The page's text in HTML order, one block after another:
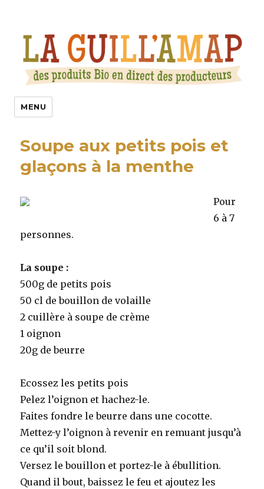
La Guill’Amap
MENU
Soupe aux petits pois et
glaçons à la menthe
Pour
6 à 7
personnes.
La soupe :
500g de petits pois
50 cl de bouillon de volaille
2 cuillère à soupe de crème
1 oignon
20g de beurre
Ecossez les petits pois
Pelez l’oignon et hachez-le.
Faites fondre le beurre dans une cocotte.
Mettez-y l’oignon à revenir en remuant jusqu’à
ce qu’il soit blond.
Versez le bouillon et portez-le à ébullition.
Quand il bout, baissez le feu et ajoutez les